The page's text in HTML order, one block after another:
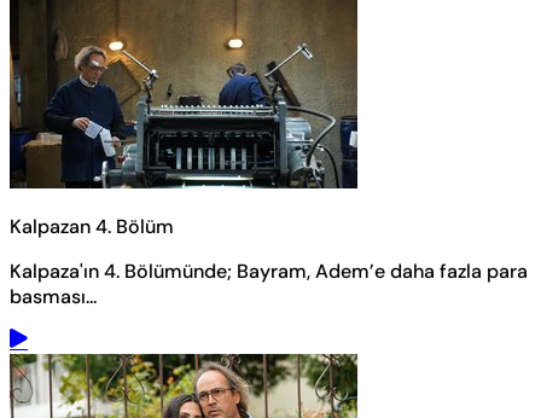
Kalpazan 4. Bölüm
Kalpaza'ın 4. Bölümünde; Bayram, Adem’e daha fazla para
basması...